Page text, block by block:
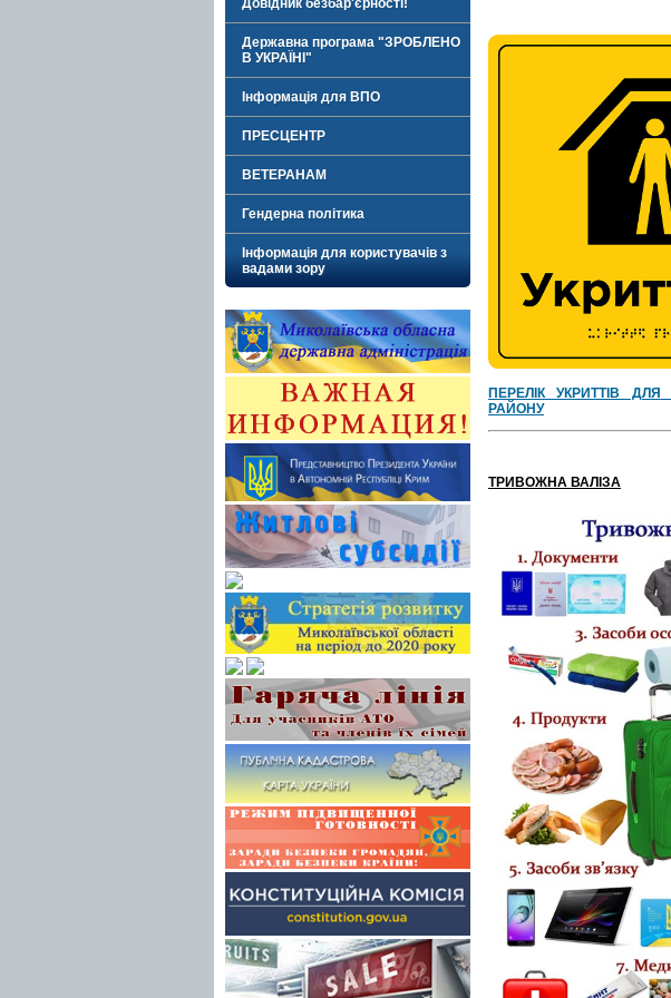
Довідник безбар'єрності!
Державна програма "ЗРОБЛЕНО
В УКРАЇНІ"
Інформація для ВПО
ПРЕСЦЕНТР
ВЕТЕРАНАМ
Гендерна політика
Інформація для користувачів з
вадами зору
ПЕРЕЛІК УКРИТТІВ ДЛЯ
РАЙОНУ
ТРИВОЖНА ВАЛІЗА